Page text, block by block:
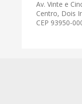
Av. Vinte e
Centro, Dois
CEP 93950-